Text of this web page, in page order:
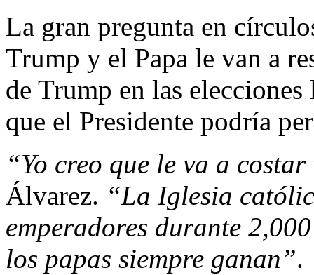
La gran pregunta en
Trump y el Papa le van a
de Trump en las
que el Presidente podría
“Yo creo que le va a
Álvarez. “La Iglesia
emperadores durante
los papas siempre ganan”.